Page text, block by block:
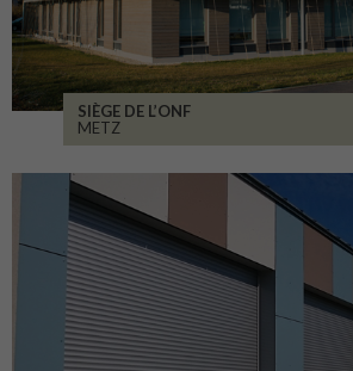
SIÈGE DE L’ONF
METZ